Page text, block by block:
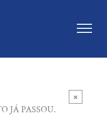
×
JÁ PASSOU.